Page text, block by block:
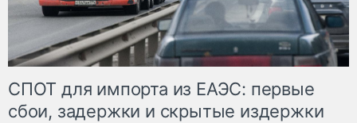
СПОТ для импорта из ЕАЭС: первые
сбои, задержки и скрытые издержки